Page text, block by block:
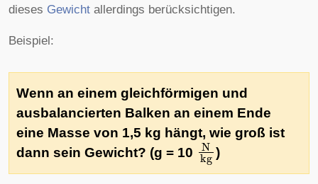
dieses Gewicht allerdings berücksichtigen.
Beispiel:
Wenn an einem gleichförmigen und
ausbalancierten Balken an einem Ende
eine Masse von 1,5 kg hängt, wie groß ist
dann sein Gewicht? (g = 10
Nkg
)